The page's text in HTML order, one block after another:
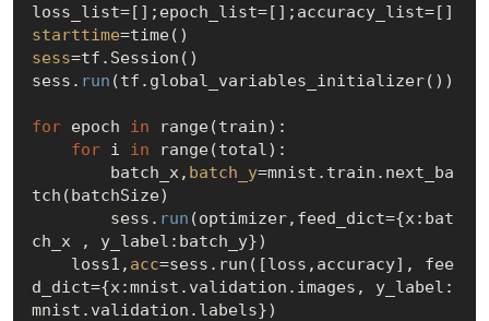
starttime
sess=tf.Session()
sess. run (tf.global_variables_initializer())
for epoch in range(train):
for i in range(total):
        batch_x,
batch_y=mnist.train.next_ba
tch(batchSize)
        sess.
run (optimizer,feed_dict={x:bat
ch_x , y_label:batch_y})
    loss1,
acc=sess.run([loss,accuracy], fee
d_dict={x:mnist.validation.images, y_label:
mnist.validation.labels})